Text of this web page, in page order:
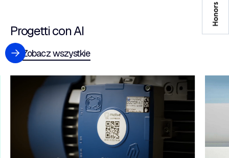
Progetti con AI
Zobacz wszystkie